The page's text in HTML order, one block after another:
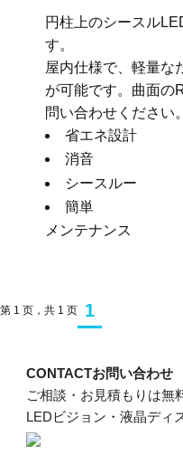
円柱上のシースル
す。
屋内仕様で、軽量な
が可能です。曲面の
問い合わせください。
省エネ設計
消音
シースルー
簡単
メンテナンス
第 1 页，共 1 页 1
CONTACTお問い合わせ
ご相談・お見積もりは無
LEDビジョン・液晶ディ